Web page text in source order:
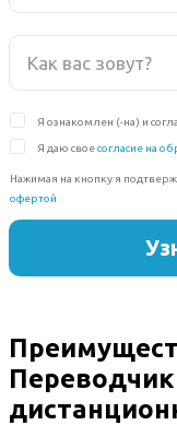
Переводчик